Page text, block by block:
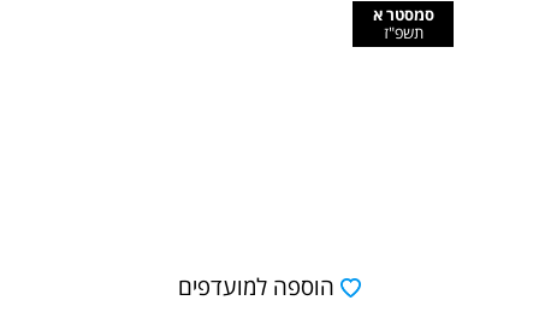
סמסטר א
תשפ"ז
הוספה למועדפים